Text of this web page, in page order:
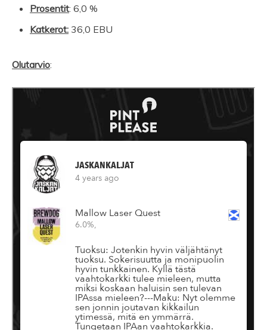
Prosentit: 6,0 %
Katkerot: 36,0 EBU
Olutarvio: